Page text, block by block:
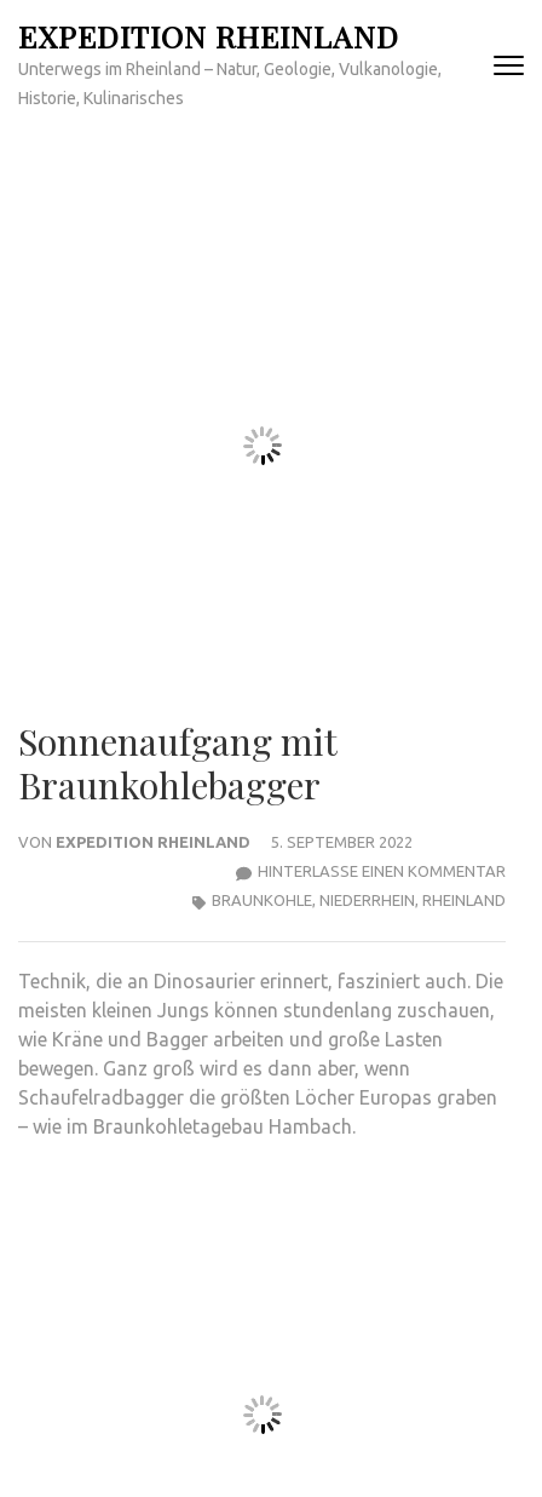
Inhalt
springen
(Enter
EXPEDITION RHEINLAND
Unterwegs im Rheinland – Natur, Geologie, Vulkanologie,
Historie, Kulinarisches
Sonnenaufgang mit
Braunkohlebagger
VON EXPEDITION RHEINLAND
5. SEPTEMBER 2022
HINTERLASSE EINEN KOMMENTAR
BRAUNKOHLE, NIEDERRHEIN, RHEINLAND
Technik, die an Dinosaurier erinnert, fasziniert auch. Die
meisten kleinen Jungs können stundenlang zuschauen,
wie Kräne und Bagger arbeiten und große Lasten
bewegen. Ganz groß wird es dann aber, wenn
Schaufelradbagger die größten Löcher Europas graben
– wie im Braunkohletagebau Hambach.